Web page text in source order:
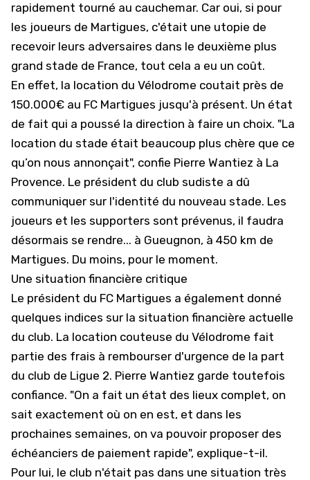
rapidement tourné au cauchemar. Car oui, si pour
les joueurs de Martigues, c'était une utopie de
recevoir leurs adversaires dans le deuxième plus
grand stade de France, tout cela a eu un coût.
En effet, la location du Vélodrome coutait près de
150.000€ au FC Martigues jusqu'à présent. Un état
de fait qui a poussé la direction à faire un choix. "La
location du stade était beaucoup plus chère que ce
qu’on nous annonçait", confie Pierre Wantiez à La
Provence. Le président du club sudiste a dû
communiquer sur l'identité du nouveau stade. Les
joueurs et les supporters sont prévenus, il faudra
désormais se rendre... à Gueugnon, à 450 km de
Martigues. Du moins, pour le moment.
Une situation financière critique
Le président du FC Martigues a également donné
quelques indices sur la situation financière actuelle
du club. La location couteuse du Vélodrome fait
partie des frais à rembourser d'urgence de la part
du club de Ligue 2. Pierre Wantiez garde toutefois
confiance. "On a fait un état des lieux complet, on
sait exactement où on en est, et dans les
prochaines semaines, on va pouvoir proposer des
échéanciers de paiement rapide", explique-t-il.
Pour lui, le club n'était pas dans une situation très